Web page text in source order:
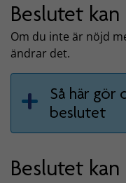
Beslutet kan
Om du inte är nöjd
ändrar det.
Så här gör
beslutet
Beslutet